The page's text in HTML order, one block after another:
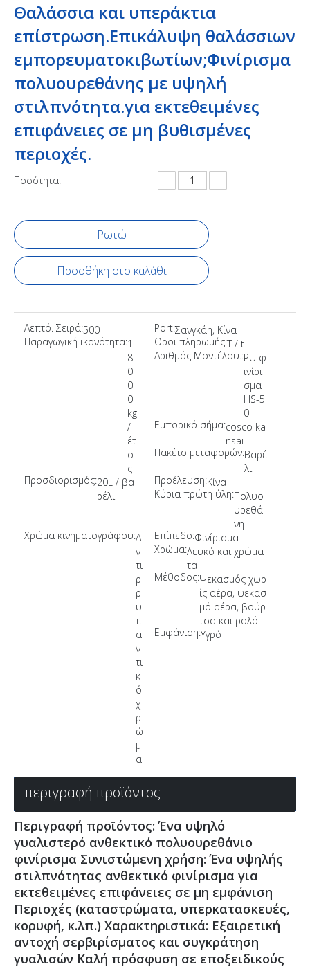
Θαλάσσια και υπεράκτια
επίστρωση.Επικάλυψη θαλάσσιων
εμπορευματοκιβωτίων;Φινίρισμα
πολυουρεθάνης με υψηλή
στιλπνότητα.για εκτεθειμένες
επιφάνειες σε μη βυθισμένες
περιοχές.
Ποσότητα:
Ρωτώ
Προσθήκη στο καλάθι
Λεπτό. Σειρά:500 Port:Σανγκάη, Κίνα
Παραγωγική ικανότητα:1
8
0
0
0
kg
/
έτ
ο
ς
Οροι πληρωμής:T / t
Αριθμός Μοντέλου.:PU φ
ινίρι
σμα
HS-5
0
Εμπορικό σήμα:cosco ka
nsai
Πακέτο μεταφορών:Βαρέ
λι
Προσδιορισμός:20L / βα
ρέλι
Προέλευση:Κίνα
Κύρια πρώτη ύλη:Πολυο
υρεθά
νη
Χρώμα κινηματογράφου:Α
ν
τι
ρ
ρ
υ
π
α
ν
τι
κ
ό
χ
ρ
ώ
μ
α
Επίπεδο:Φινίρισμα
Χρώμα:Λευκό και χρώμα
τα
Μέθοδος:Ψεκασμός χωρ
ίς αέρα, ψεκασ
μό αέρα, βούρ
τσα και ρολό
Εμφάνιση:Υγρό
περιγραφή προϊόντος
Περιγραφή προϊόντος: Ένα υψηλό
γυαλιστερό ανθεκτικό πολυουρεθάνιο
φινίρισμα Συνιστώμενη χρήση: Ένα υψηλής
στιλπνότητας ανθεκτικό φινίρισμα για
εκτεθειμένες επιφάνειες σε μη εμφάνιση
Περιοχές (καταστρώματα, υπερκατασκευές,
κορυφή, κ.λπ.) Χαρακτηριστικά: Εξαιρετική
αντοχή σερβιρίσματος και συγκράτηση
γυαλισών Καλή πρόσφυση σε εποξειδικούς